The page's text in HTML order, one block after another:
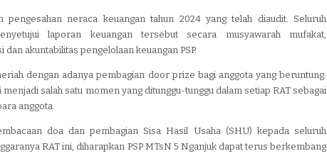
pengesahan neraca keuangan tahun 2024 yang telah diaudit. Seluruh
laporan keuangan tersebut secara musyawarah mufakat,
akuntabilitas pengelolaan keuangan PSP.
dengan adanya pembagian door prize bagi anggota yang beruntung.
salah satu momen yang ditunggu-tunggu dalam setiap RAT sebagai
anggota.
doa dan pembagian Sisa Hasil Usaha (SHU) kepada seluruh
RAT ini, diharapkan PSP MTsN 5 Nganjuk dapat terus berkembang